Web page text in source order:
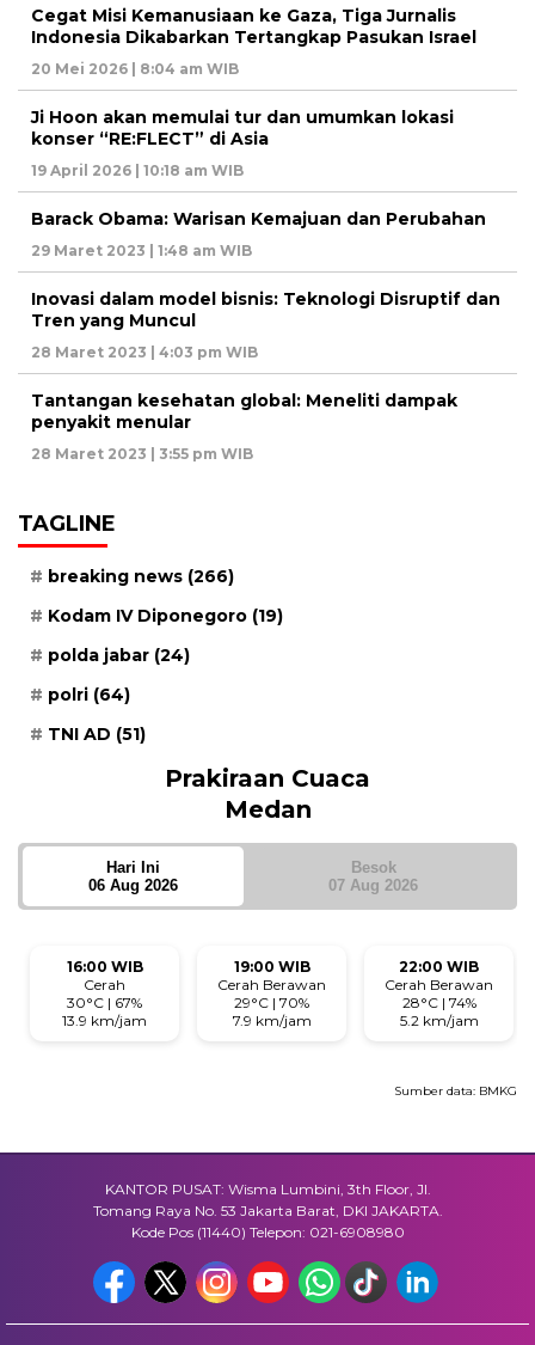
Cegat Misi Kemanusiaan ke Gaza, Tiga Jurnalis
Indonesia Dikabarkan Tertangkap Pasukan Israel
20 Mei 2026 | 8:04 am WIB
Ji Hoon akan memulai tur dan umumkan lokasi
konser “RE:FLECT” di Asia
19 April 2026 | 10:18 am WIB
Barack Obama: Warisan Kemajuan dan Perubahan
29 Maret 2023 | 1:48 am WIB
Inovasi dalam model bisnis: Teknologi Disruptif dan
Tren yang Muncul
28 Maret 2023 | 4:03 pm WIB
Tantangan kesehatan global: Meneliti dampak
penyakit menular
28 Maret 2023 | 3:55 pm WIB
TAGLINE
breaking news (266)
Kodam IV Diponegoro (19)
polda jabar (24)
polri (64)
TNI AD (51)
Prakiraan Cuaca
Medan
Hari Ini
06 Aug 2026
Besok
07 Aug 2026
16:00 WIB
Cerah
30°C | 67%
13.9 km/jam
19:00 WIB
Cerah Berawan
29°C | 70%
7.9 km/jam
22:00 WIB
Cerah Berawan
28°C | 74%
5.2 km/jam
Sumber data: BMKG
KANTOR PUSAT: Wisma Lumbini, 3th Floor, Jl.
Tomang Raya No. 53 Jakarta Barat, DKI JAKARTA.
Kode Pos (11440) Telepon: 021-6908980